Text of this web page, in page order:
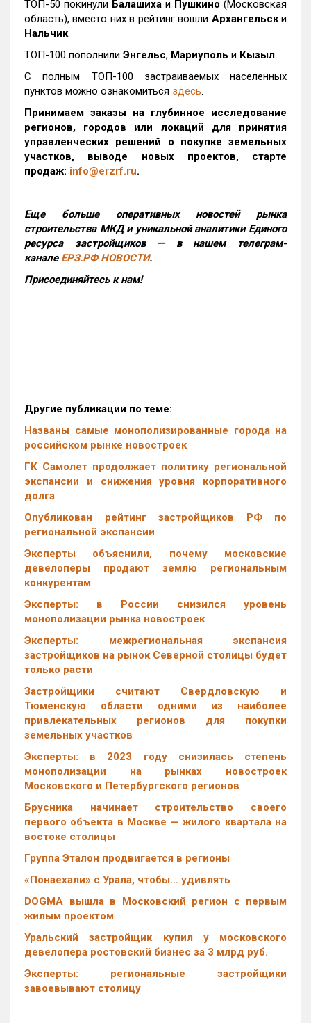
ТОП-50 покинули Балашиха и Пушкино (Московская
область), вместо них в рейтинг вошли Архангельски
Нальчик.
ТОП-100 пополнили Энгельс, Мариуполь и Кызыл.
С полным ТОП-100 застраиваемых населенных
пунктов можно ознакомиться здесь.
Принимаем заказы на глубинное исследование
регионов, городов или локаций для принятия
управленческих решений о покупке земельных
участков, выводе новых проектов, старте
продаж: info@erzrf.ru.
Еще больше оперативных новостей рынка
строительства МКД и уникальной аналитики Единого
ресурса застройщиков — в нашем телеграм-
канале ЕРЗ.РФ НОВОСТИ.
Присоединяйтесь к нам!
Другие публикации по теме:
Названы самые монополизированные города на
российском рынке новостроек
ГК Самолет продолжает политику региональной
экспансии и снижения уровня корпоративного
долга
Опубликован рейтинг застройщиков РФ по
региональной экспансии
Эксперты объяснили, почему московские
девелоперы продают землю региональным
конкурентам
Эксперты: в России снизился уровень
монополизации рынка новостроек
Эксперты: межрегиональная экспансия
застройщиков на рынок Северной столицы будет
только расти
Застройщики считают Свердловскую и
Тюменскую области одними из наиболее
привлекательных регионов для покупки
земельных участков
Эксперты: в 2023 году снизилась степень
монополизации на рынках новостроек
Московского и Петербургского регионов
Брусника начинает строительство своего
первого объекта в Москве — жилого квартала на
востоке столицы
Группа Эталон продвигается в регионы
«Понаехали» с Урала, чтобы… удивлять
DOGMA вышла в Московский регион с первым
жилым проектом
Уральский застройщик купил у московского
девелопера ростовский бизнес за 3 млрд руб.
Эксперты: региональные застройщики
завоевывают столицу